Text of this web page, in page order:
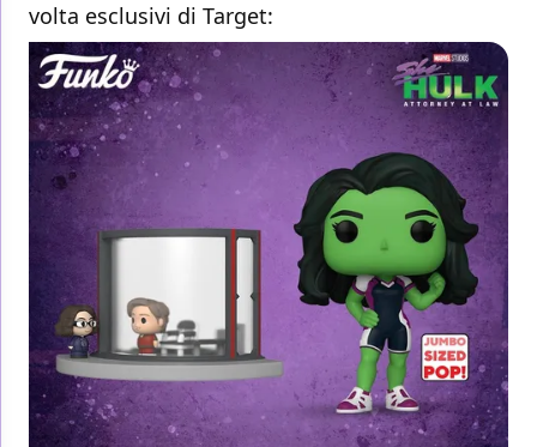
volta esclusivi di Target: